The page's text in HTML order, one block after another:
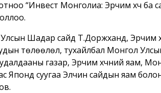
“Инвест Монголиа: Эрчим хүч ба
Шадар сайд Т.Доржханд, Эрчим
төлөөлөл, тухайлбал Монгол
газар, Эрчим хүчний яам,
Японд суугаа Элчин сайдын яам